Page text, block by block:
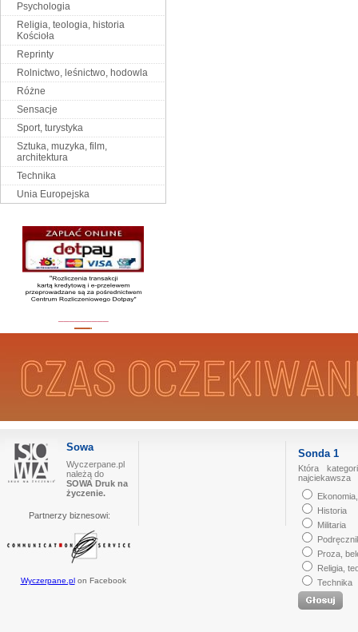
Psychologia
Religia, teologia, historia
Kościoła
Reprinty
Rolnictwo, leśnictwo, hodowla
Różne
Sensacje
Sport, turystyka
Sztuka, muzyka, film,
architektura
Technika
Unia Europejska
Sowa
Wyczerpane.pl
należą do
SOWA Druk na
życzenie.
Partnerzy biznesowi:
Wyczerpane.plon Facebook
Sonda 1
Która
najciekawsza
Historia
Militaria
Proza,
Religia,
Technika